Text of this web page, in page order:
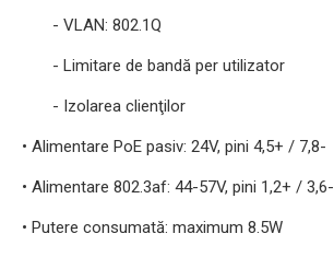
- VLAN: 802.1Q
- Limitare de bandă per utilizator
- Izolarea clienţilor
• Alimentare PoE pasiv: 24V, pini 4,5+ / 7,8-
• Alimentare 802.3af: 44-57V, pini 1,2+ / 3,6-
• Putere consumată: maximum 8.5W